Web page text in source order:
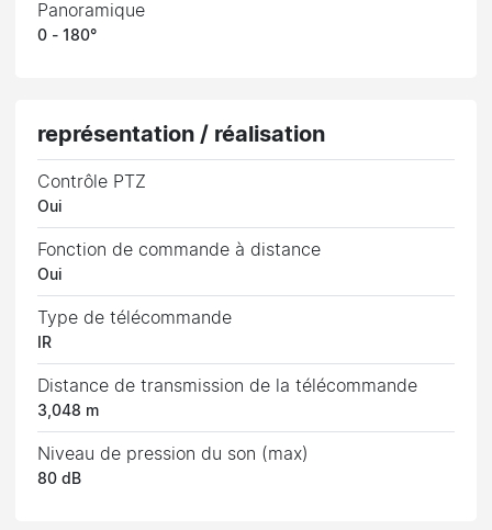
Panoramique
0 - 180°
représentation / réalisation
Contrôle PTZ
Oui
Fonction de commande à distance
Oui
Type de télécommande
IR
Distance de transmission de la télécommande
3,048 m
Niveau de pression du son (max)
80 dB